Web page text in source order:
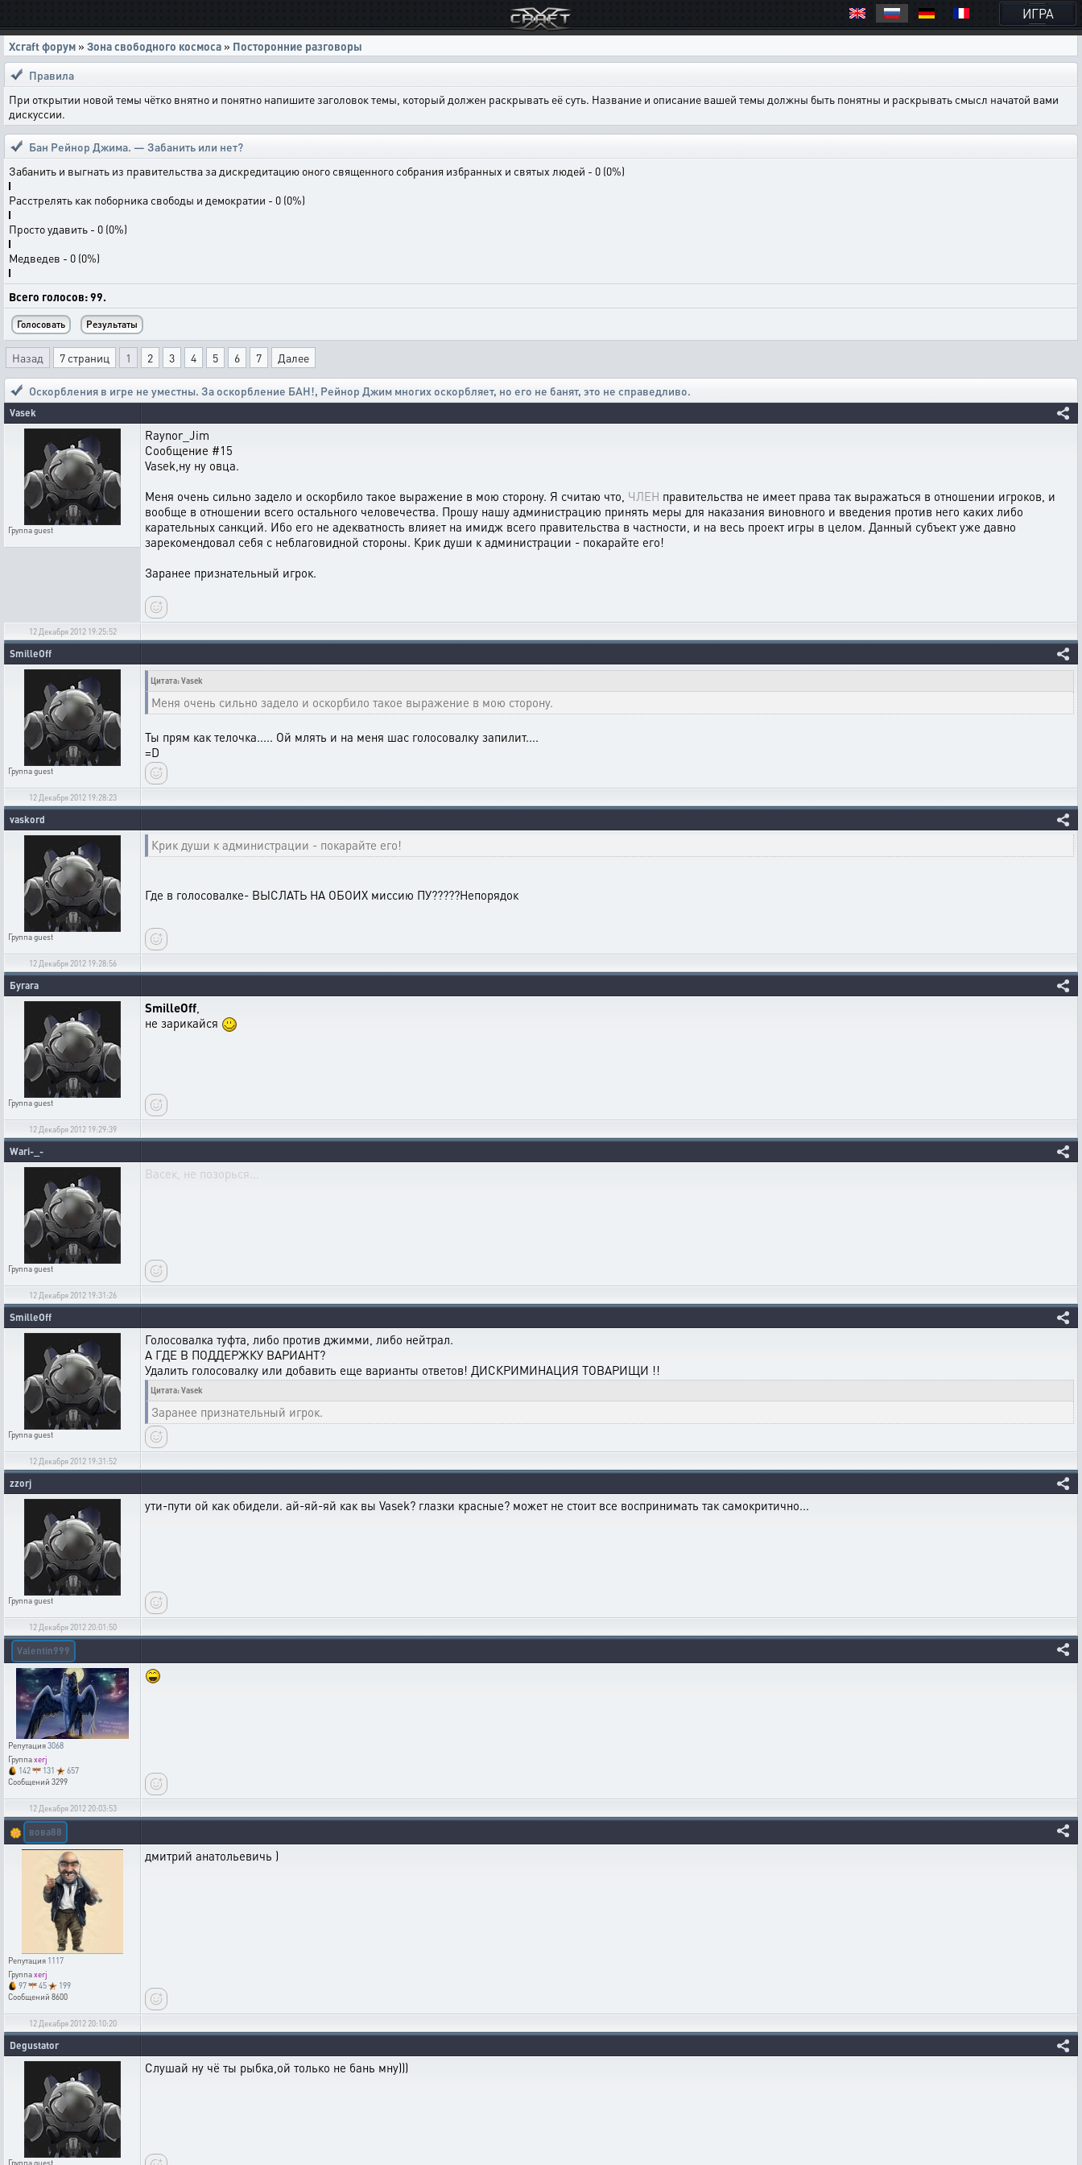
ИГРА
Xcraft форум » Зона свободного космоса » Посторонние разговоры
Правила
При открытии новой темы чётко внятно и понятно напишите заголовок темы, который должен раскрывать её суть. Название и описание вашей темы должны быть понятны и раскрывать смысл начатой вами
дискуссии.
Бан Рейнор Джима. — Забанить или нет?
Забанить и выгнать из правительства за дискредитацию оного священного собрания избранных и святых людей - 0 (0%)
Расстрелять как поборника свободы и демократии - 0 (0%)
Просто удавить - 0 (0%)
Медведев - 0 (0%)
Всего голосов: 99.
Назад 7 страниц 1 2 3 4 5 6 7 Далее
Оскорбления в игре не уместны. За оскорбление БАН!, Рейнор Джим многих оскорбляет, но его не банят, это не справедливо.
Vasek
Группаguest
Raynor_Jim
Сообщение #15
Vasek,ну ну овца.
Меня очень сильно задело и оскорбило такое выражение в мою сторону. Я считаю что, ЧЛЕН правительства не имеет права так выражаться в отношении игроков, и
вообще в отношении всего остального человечества. Прошу нашу администрацию принять меры для наказания виновного и введения против него каких либо
карательных санкций. Ибо его не адекватность влияет на имидж всего правительства в частности, и на весь проект игры в целом. Данный субъект уже давно
зарекомендовал себя с неблаговидной стороны. Крик души к администрации - покарайте его!
Заранее признательный игрок.
12 Декабря 2012 19:25:52
SmilleOff
Группаguest
Цитата: Vasek
Меня очень сильно задело и оскорбило такое выражение в мою сторону.
Ты прям как телочка..... Ой млять и на меня шас голосовалку запилит....
=D
12 Декабря 2012 19:28:23
vaskord
Группаguest
Крик души к администрации - покарайте его!
Где в голосовалке- ВЫСЛАТЬ НА ОБОИХ миссию ПУ?????Непорядок
12 Декабря 2012 19:28:56
Бугага
Группаguest
SmilleOff,
не зарикайся
12 Декабря 2012 19:29:39
Wari-_-
Группаguest
Васек, не позорься...
12 Декабря 2012 19:31:26
SmilleOff
Группаguest
Голосовалка туфта, либо против джимми, либо нейтрал.
А ГДЕ В ПОДДЕРЖКУ ВАРИАНТ?
Удалить голосовалку или добавить еще варианты ответов! ДИСКРИМИНАЦИЯ ТОВАРИЩИ !!
Цитата: Vasek
Заранее признательный игрок.
12 Декабря 2012 19:31:52
zzorj
Группаguest
ути-пути ой как обидели. ай-яй-яй как вы Vasek? глазки красные? может не стоит все воспринимать так самокритично...
12 Декабря 2012 20:01:50
Valentin999
Репутация3068
Группаxerj
142
131
657
Сообщений 3299
12 Декабря 2012 20:03:53
🌼 вова88
Репутация 1117
Группаxerj
97
45
199
Сообщений 8600
дмитрий анатольевичь )
12 Декабря 2012 20:10:20
Degustator
Группаguest
Слушай ну чё ты рыбка,ой только не бань мну)))